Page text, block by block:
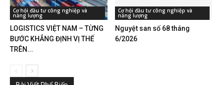
Cơ hội đầu tư công nghiệp và
năng lượng
LOGISTICS VIỆT NAM – TỪNG
BƯỚC KHẲNG ĐỊNH VỊ THẾ
TRÊN...
Cơ hội đầu tư công nghiệp và
năng lượng
Nguyệt san số 68 tháng
6/2026